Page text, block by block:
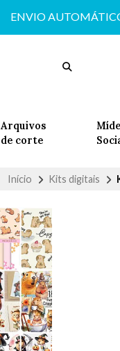
ENVIO
Arquivos
de corte
Início Kits digitais